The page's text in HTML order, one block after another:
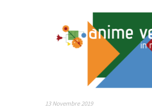
13 Novembre 2019